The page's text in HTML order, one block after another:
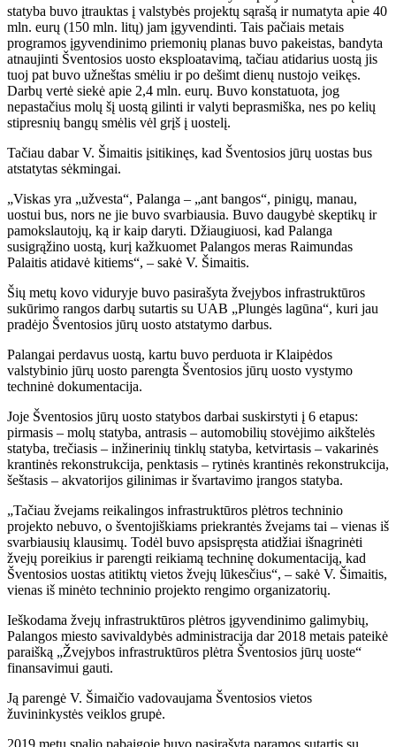
statyba buvo įtrauktas į valstybės projektų sąrašą ir numatyta apie 40
mln. eurų (150 mln. litų) jam įgyvendinti. Tais pačiais metais
programos įgyvendinimo priemonių planas buvo pakeistas, bandyta
atnaujinti Šventosios uosto eksploatavimą, tačiau atidarius uostą jis
tuoj pat buvo užneštas smėliu ir po dešimt dienų nustojo veikęs.
Darbų vertė siekė apie 2,4 mln. eurų. Buvo konstatuota, jog
nepastačius molų šį uostą gilinti ir valyti beprasmiška, nes po kelių
stipresnių bangų smėlis vėl grįš į uostelį.
Tačiau dabar V. Šimaitis įsitikinęs, kad Šventosios jūrų uostas bus
atstatytas sėkmingai.
„Viskas yra „užvesta“, Palanga – „ant bangos“, pinigų, manau,
uostui bus, nors ne jie buvo svarbiausia. Buvo daugybė skeptikų ir
pamokslautojų, ką ir kaip daryti. Džiaugiuosi, kad Palanga
susigrąžino uostą, kurį kažkuomet Palangos meras Raimundas
Palaitis atidavė kitiems“, – sakė V. Šimaitis.
Šių metų kovo viduryje buvo pasirašyta žvejybos infrastruktūros
sukūrimo rangos darbų sutartis su UAB „Plungės lagūna“, kuri jau
pradėjo Šventosios jūrų uosto atstatymo darbus.
Palangai perdavus uostą, kartu buvo perduota ir Klaipėdos
valstybinio jūrų uosto parengta Šventosios jūrų uosto vystymo
techninė dokumentacija.
Joje Šventosios jūrų uosto statybos darbai suskirstyti į 6 etapus:
pirmasis – molų statyba, antrasis – automobilių stovėjimo aikštelės
statyba, trečiasis – inžinerinių tinklų statyba, ketvirtasis – vakarinės
krantinės rekonstrukcija, penktasis – rytinės krantinės rekonstrukcija,
šeštasis – akvatorijos gilinimas ir švartavimo įrangos statyba.
„Tačiau žvejams reikalingos infrastruktūros plėtros techninio
projekto nebuvo, o šventojiškiams priekrantės žvejams tai – vienas iš
svarbiausių klausimų. Todėl buvo apsispręsta atidžiai išnagrinėti
žvejų poreikius ir parengti reikiamą techninę dokumentaciją, kad
Šventosios uostas atitiktų vietos žvejų lūkesčius“, – sakė V. Šimaitis,
vienas iš minėto techninio projekto rengimo organizatorių.
Ieškodama žvejų infrastruktūros plėtros įgyvendinimo galimybių,
Palangos miesto savivaldybės administracija dar 2018 metais pateikė
paraišką „Žvejybos infrastruktūros plėtra Šventosios jūrų uoste“
finansavimui gauti.
Ją parengė V. Šimaičio vadovaujama Šventosios vietos
žuvininkystės veiklos grupė.
2019 metų spalio pabaigoje buvo pasirašyta paramos sutartis su